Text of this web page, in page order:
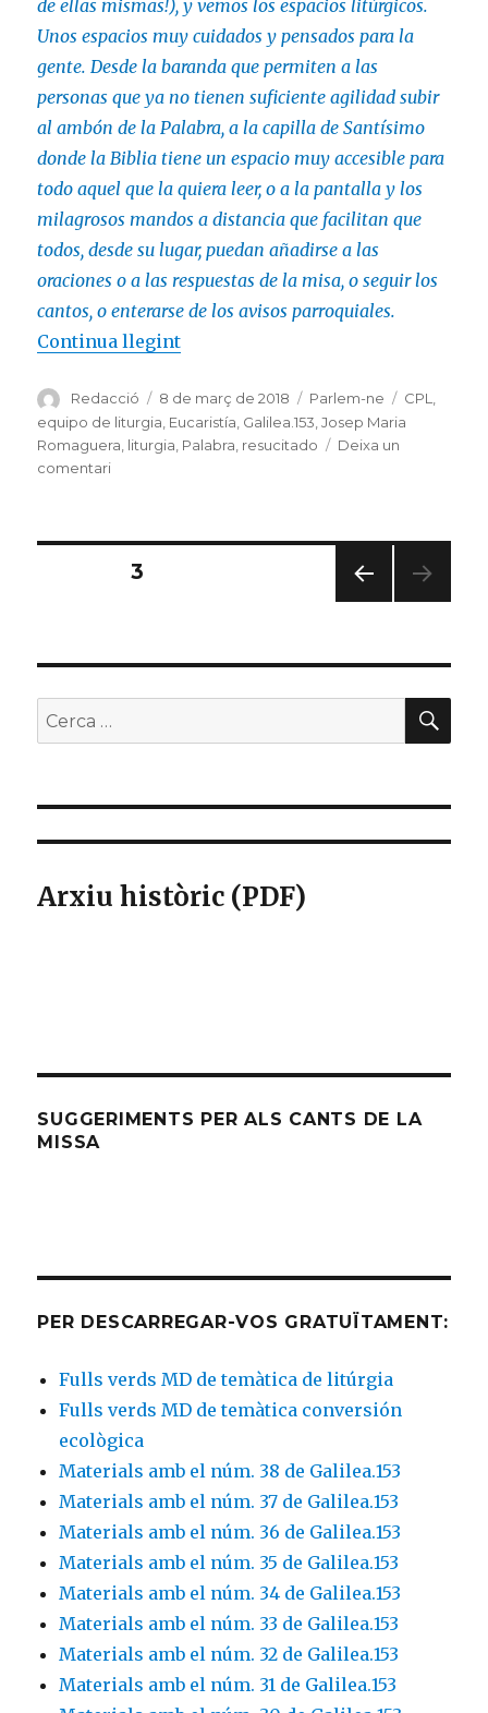
de ellas mismas!), y vemos los espacios litúrgicos.
Unos espacios muy cuidados y pensados para la
gente. Desde la baranda que permiten a las
personas que ya no tienen suficiente agilidad subir
al ambón de la Palabra, a la capilla de Santísimo
donde la Biblia tiene un espacio muy accesible para
todo aquel que la quiera leer, o a la pantalla y los
milagrosos mandos a distancia que facilitan que
todos, desde su lugar, puedan añadirse a las
oraciones o a las respuestas de la misa, o seguir los
cantos, o enterarse de los avisos parroquiales.
Continua llegint«Josep M. Romaguera: la liturgia
Autor
Redacció
Publicat
el
8 de març de 2018 Categories
Parlem-ne Etiquetes
CPL,
equipo de liturgia Eucaristía Galilea.153 ,Josep Maria
Romaguera liturgia Palabra resucitado
Deixa un
comentaria
liturgia
Navegació
ERIO
R
PÀGINA3
Buscar
per:
Arxiu històric (PDF)
SUGGERIMENTS PER ALS CANTS DE LA
MISSA
PER DESCARREGAR-VOS GRATUÏTAMENT:
Fulls verds MD de temàtica de litúrgia
Fulls verds MD de temàtica conversión
ecològica
Materials amb el núm. 38 de Galilea.153
Materials amb el núm. 37 de Galilea.153
Materials amb el núm. 36 de Galilea.153
Materials amb el núm. 35 de Galilea.153
Materials amb el núm. 34 de Galilea.153
Materials amb el núm. 33 de Galilea.153
Materials amb el núm. 32 de Galilea.153
Materials amb el núm. 31 de Galilea.153